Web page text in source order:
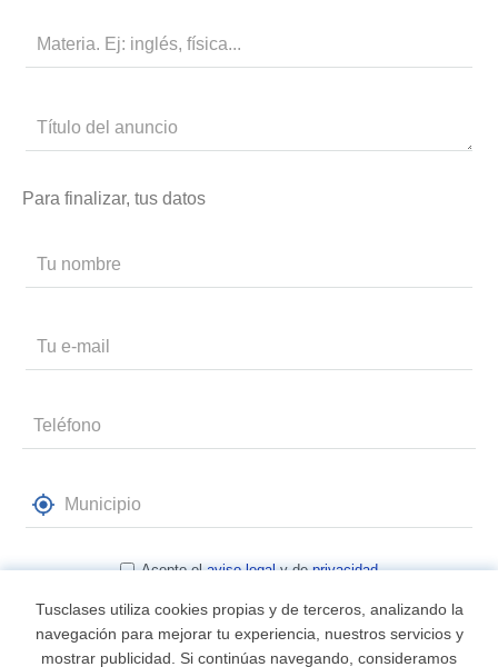
Para finalizar, tus datos
Acepto elaviso legaly deprivacidad
Tusclases utiliza cookies propias y de terceros, analizando la
navegación para mejorar tu experiencia, nuestros servicios y
mostrar publicidad. Si continúas navegando, consideramos